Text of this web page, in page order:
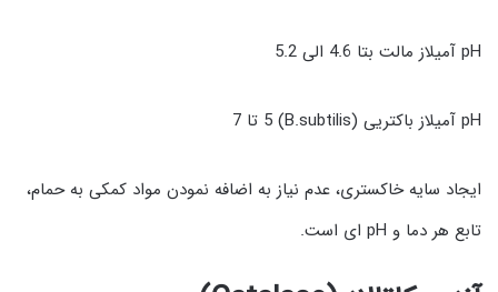
pH آمیلاز مالت بتا 4.6 الی 5.2
pH آمیلاز باکتریی (B.subtilis) 5 تا 7
ایجاد سایه خاکستری، عدم نیاز به اضافه نمودن مواد کمکی به حمام،
تابع هر دما و pH ای است.